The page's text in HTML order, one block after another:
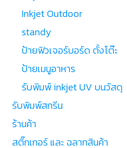
Inkjet Outdoor
standy
ป้ายฟิวเจอร์บอร์ด ตั้งโต๊ะ
ป้ายเมนูอาหาร
รับพิมพ์ inkjet UV บนวัสดุ
รับพิมพ์สกรีน
ร้านค้า
สติ๊กเกอร์ และ ฉลากสินค้า